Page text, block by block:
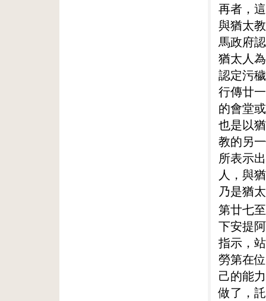
再者，
與猶太
馬政府
猶太人
認定污
行傳廿
的會堂
也是以
教的另
所表示
人，與
乃是猶
第廿七
下安提
指示，
勞第在
己的能
做了，